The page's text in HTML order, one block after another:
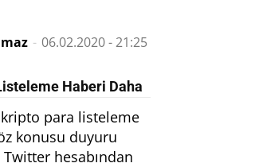
- 06.02.2020 - 21:25
Haberi Daha
para listeleme
konusu duyuru
hesabından